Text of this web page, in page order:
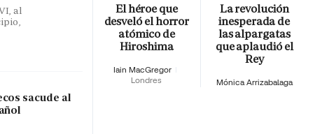
al
sacude al
El héroe que
desveló el horror
atómico de
Hiroshima
Iain MacGregor
Londres
La revolución
inesperada de
las alpargatas
que aplaudió el
Rey
Mónica Arrizabalaga